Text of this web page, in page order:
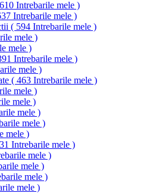
610 Intrebarile mele )
Intrebarile mele )
( 594 Intrebarile mele )
mele )
mele )
Intrebarile mele )
mele )
( 463 Intrebarile mele )
mele )
mele )
mele )
mele )
mele )
Intrebarile mele )
mele )
mele )
mele )
mele )